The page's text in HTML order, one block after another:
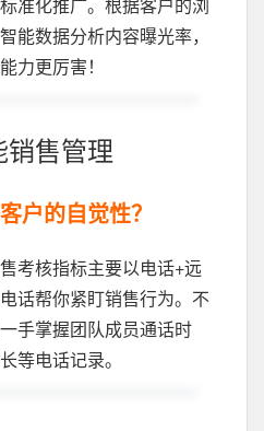
能数据分析内容曝光率，
力更厉害！
售管理
户的自觉性？
考核指标主要以电话+远
话帮你紧盯销售行为。不
手掌握团队成员通话时
等电话记录。